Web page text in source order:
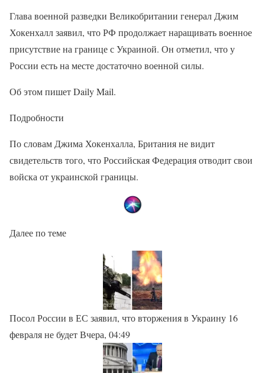
Глава военной разведки Великобритании генерал Джим
Хокенхалл заявил, что РФ продолжает наращивать военное
присутствие на границе с Украиной. Он отметил, что у
России есть на месте достаточно военной силы.
Об этом пишет Daily Mail.
Подробности
По словам Джима Хокенхалла, Британия не видит
свидетельств того, что Российская Федерация отводит свои
войска от украинской границы.
Далее по теме
Посол России в ЕС заявил, что вторжения в Украину 16
февраля не будет Вчера, 04:49